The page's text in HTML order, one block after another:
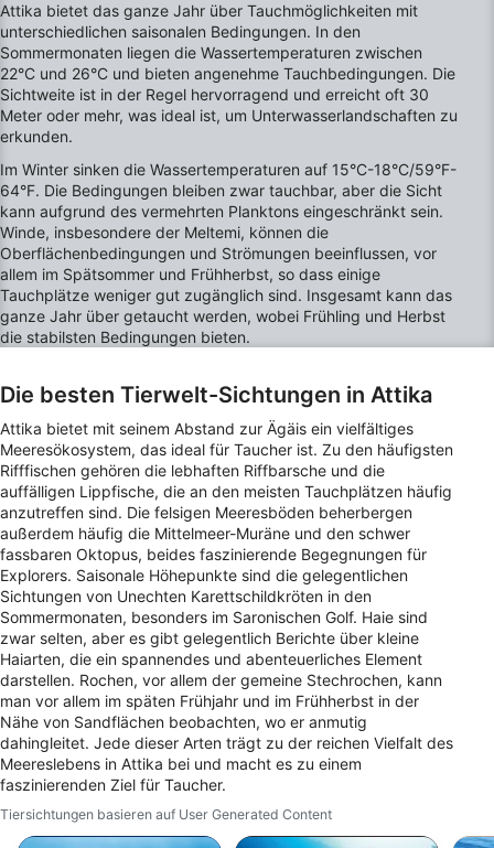
Attika bietet das ganze Jahr über Tauchmöglichkeiten mit
unterschiedlichen saisonalen Bedingungen. In den
Sommermonaten liegen die Wassertemperaturen zwischen
22°C und 26°C und bieten angenehme Tauchbedingungen. Die
Sichtweite ist in der Regel hervorragend und erreicht oft 30
Meter oder mehr, was ideal ist, um Unterwasserlandschaften zu
erkunden.
Im Winter sinken die Wassertemperaturen auf 15°C-18°C/59°F-
64°F. Die Bedingungen bleiben zwar tauchbar, aber die Sicht
kann aufgrund des vermehrten Planktons eingeschränkt sein.
Winde, insbesondere der Meltemi, können die
Oberflächenbedingungen und Strömungen beeinflussen, vor
allem im Spätsommer und Frühherbst, so dass einige
Tauchplätze weniger gut zugänglich sind. Insgesamt kann das
ganze Jahr über getaucht werden, wobei Frühling und Herbst
die stabilsten Bedingungen bieten.
Die besten Tierwelt-Sichtungen in Attika
Attika bietet mit seinem Abstand zur Ägäis ein vielfältiges
Meeresökosystem, das ideal für Taucher ist. Zu den häufigsten
Rifffischen gehören die lebhaften Riffbarsche und die
auffälligen Lippfische, die an den meisten Tauchplätzen häufig
anzutreffen sind. Die felsigen Meeresböden beherbergen
außerdem häufig die Mittelmeer-Muräne und den schwer
fassbaren Oktopus, beides faszinierende Begegnungen für
Explorers. Saisonale Höhepunkte sind die gelegentlichen
Sichtungen von Unechten Karettschildkröten in den
Sommermonaten, besonders im Saronischen Golf. Haie sind
zwar selten, aber es gibt gelegentlich Berichte über kleine
Haiarten, die ein spannendes und abenteuerliches Element
darstellen. Rochen, vor allem der gemeine Stechrochen, kann
man vor allem im späten Frühjahr und im Frühherbst in der
Nähe von Sandflächen beobachten, wo er anmutig
dahingleitet. Jede dieser Arten trägt zu der reichen Vielfalt des
Meereslebens in Attika bei und macht es zu einem
faszinierenden Ziel für Taucher.
Tiersichtungen basieren auf User Generated Content